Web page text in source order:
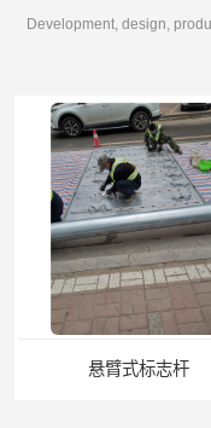
F型悬臂式交通标志杆